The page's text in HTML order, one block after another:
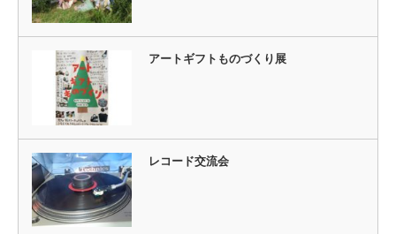
アートギフトものづくり展
レコード交流会